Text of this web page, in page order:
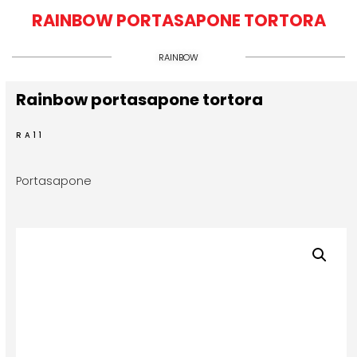
RAINBOW PORTASAPONE TORTORA
RAINBOW
Rainbow portasapone tortora
RA11
Portasapone